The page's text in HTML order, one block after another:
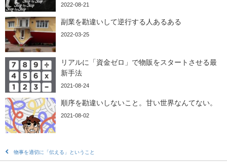
2022-08-21
副業を勘違いして逆行する人あるある
2022-03-25
リアルに「資金ゼロ」で物販をスタートさせる最
新手法
2021-08-24
順序を勘違いしないこと。甘い世界なんてない。
2021-08-02
物事を適切に「伝える」ということ